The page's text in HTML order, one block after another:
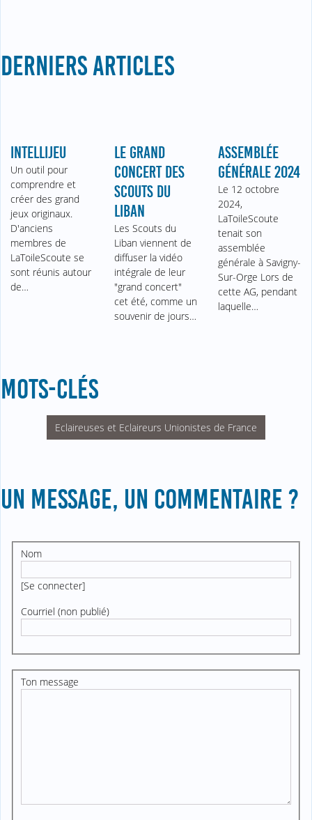
DERNIERS ARTICLES
INTELLIJEU
Un outil pour
comprendre et
créer des grand
jeux originaux.
D'anciens
membres de
LaToileScoute se
sont réunis autour
de…
LE GRAND
CONCERT DES
SCOUTS DU
LIBAN
Les Scouts du
Liban viennent de
diffuser la vidéo
intégrale de leur
"grand concert"
cet été, comme un
souvenir de jours…
ASSEMBLÉE
GÉNÉRALE 2024
Le 12 octobre
2024,
LaToileScoute
tenait son
assemblée
générale à Savigny-
Sur-Orge Lors de
cette AG, pendant
laquelle…
MOTS-CLÉS
Eclaireuses et Eclaireurs Unionistes de France
UN MESSAGE, UN COMMENTAIRE ?
Nom
[Se connecter]
Courriel (non publié)
Ton message